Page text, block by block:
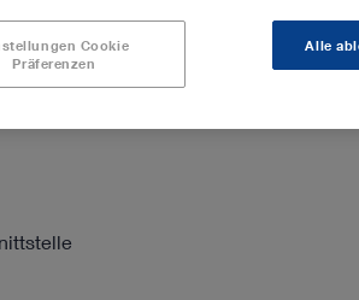
Cookie
Präferenzen
Alle